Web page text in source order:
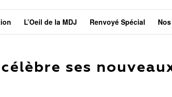
L’Oeil de la MDJ Renvoyé Spécial
ses